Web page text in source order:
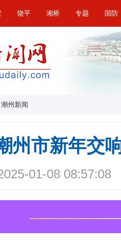
饶平 湘桥 专题 国防
潮州新闻
州市新年交
01-08 08:57:08